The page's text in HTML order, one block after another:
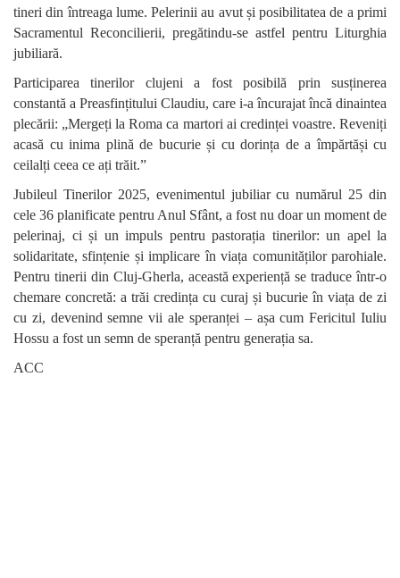
tineri din întreaga lume. Pelerinii au avut și posibilitatea de a primi
Sacramentul Reconcilierii, pregătindu-se astfel pentru Liturghia
jubiliară.
Participarea tinerilor clujeni a fost posibilă prin susținerea
constantă a Preasfințitului Claudiu, care i-a încurajat încă dinaintea
plecării: „Mergeți la Roma ca martori ai credinței voastre. Reveniți
acasă cu inima plină de bucurie și cu dorința de a împărtăși cu
ceilalți ceea ce ați trăit.”
Jubileul Tinerilor 2025, evenimentul jubiliar cu numărul 25 din
cele 36 planificate pentru Anul Sfânt, a fost nu doar un moment de
pelerinaj, ci și un impuls pentru pastorația tinerilor: un apel la
solidaritate, sfințenie și implicare în viața comunităților parohiale.
Pentru tinerii din Cluj-Gherla, această experiență se traduce într-o
chemare concretă: a trăi credința cu curaj și bucurie în viața de zi
cu zi, devenind semne vii ale speranței – așa cum Fericitul Iuliu
Hossu a fost un semn de speranță pentru generația sa.
ACC